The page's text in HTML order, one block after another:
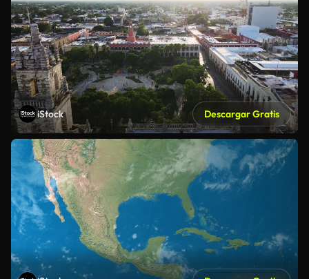
iStock Descargar Gratis